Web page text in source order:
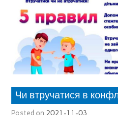
Чи втручатися в
Posted on 2021-11-03